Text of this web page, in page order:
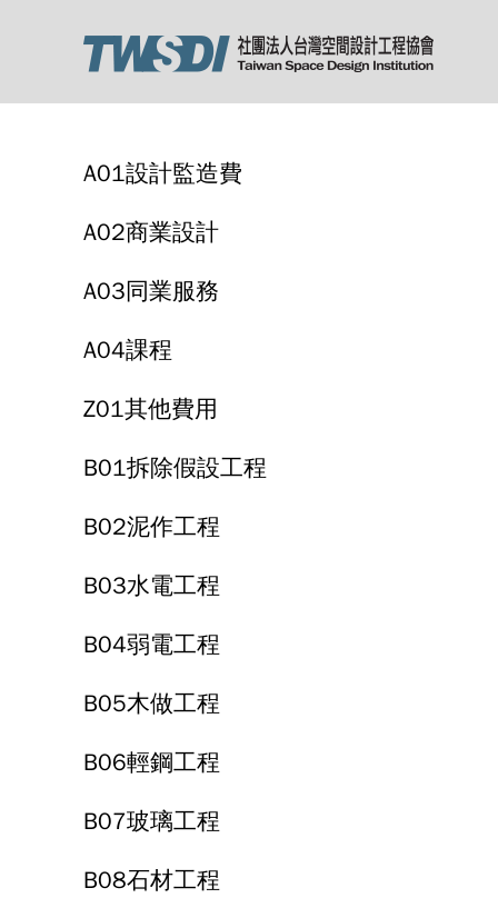
A01設計監造費
A02商業設計
A03同業服務
A04課程
Z01其他費用
B01拆除假設工程
B02泥作工程
B03水電工程
B04弱電工程
B05木做工程
B06輕鋼工程
B07玻璃工程
B08石材工程